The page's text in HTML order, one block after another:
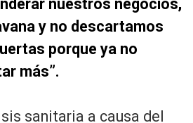
nuestros negocios,
y no descartamos
porque ya no
más”.
sanitaria a causa del